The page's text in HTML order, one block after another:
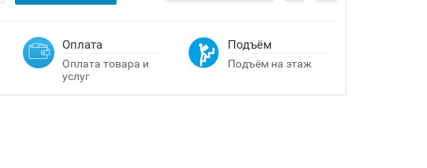
Оплата
Оплата товара и
услуг
Подъём
Подъём на этаж